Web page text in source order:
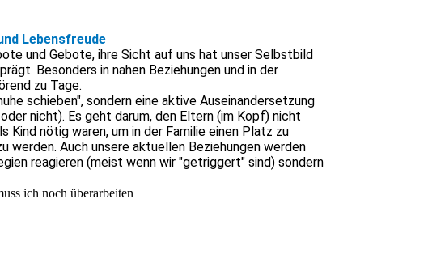
Lebensfreude
und Gebote, ihre Sicht auf uns hat unser Selbstbild
Besonders in nahen Beziehungen und in der
zu Tage.
schieben", sondern eine aktive Auseinandersetzung
nicht). Es geht darum, den Eltern (im Kopf) nicht
Kind nötig waren, um in der Familie einen Platz zu
werden. Auch unsere aktuellen Beziehungen werden
reagieren (meist wenn wir "getriggert" sind) sondern
ich noch überarbeiten